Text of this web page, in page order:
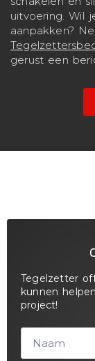
uitvoering. Wil
aanpakken?
gerust een
Tegelzetter
kunnen
project!